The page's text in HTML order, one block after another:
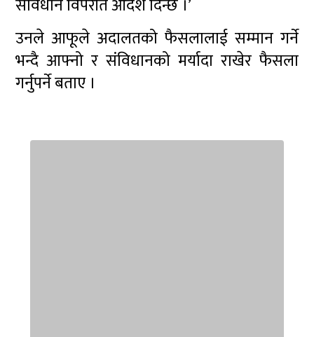
संविधान विपरीत आदेश दिन्छ ।’
उनले आफूले अदालतको फैसलालाई सम्मान गर्ने
भन्दै आफ्नो र संविधानको मर्यादा राखेर फैसला
गर्नुपर्ने बताए ।